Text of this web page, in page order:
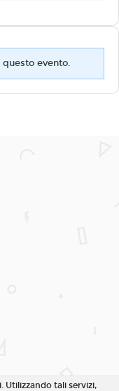
evento.
Utilizzando tali servizi,